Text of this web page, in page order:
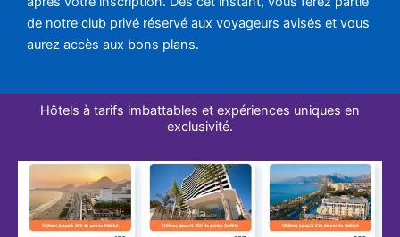
de notre club privé réservé aux voyageurs avisés et vous
aurez accès aux bons plans.
Hôtels à tarifs imbattables et expériences uniques en
exclusivité.